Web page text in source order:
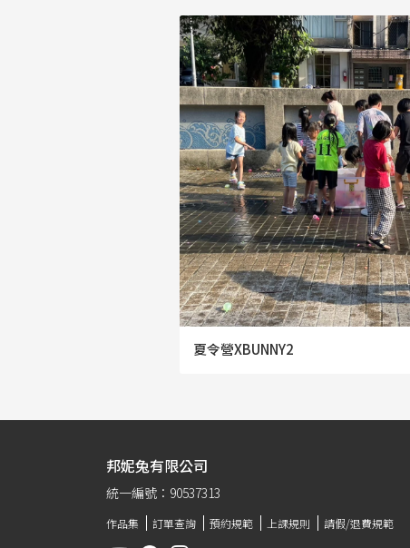
夏令營XBUNNY2
邦妮兔有限公司
統一編號：90537313
作品集 訂單查詢 預約規範 上課規則 請假/退費規範